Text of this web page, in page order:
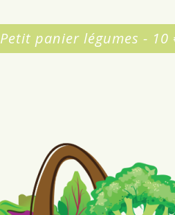
Petit panier légumes - 10